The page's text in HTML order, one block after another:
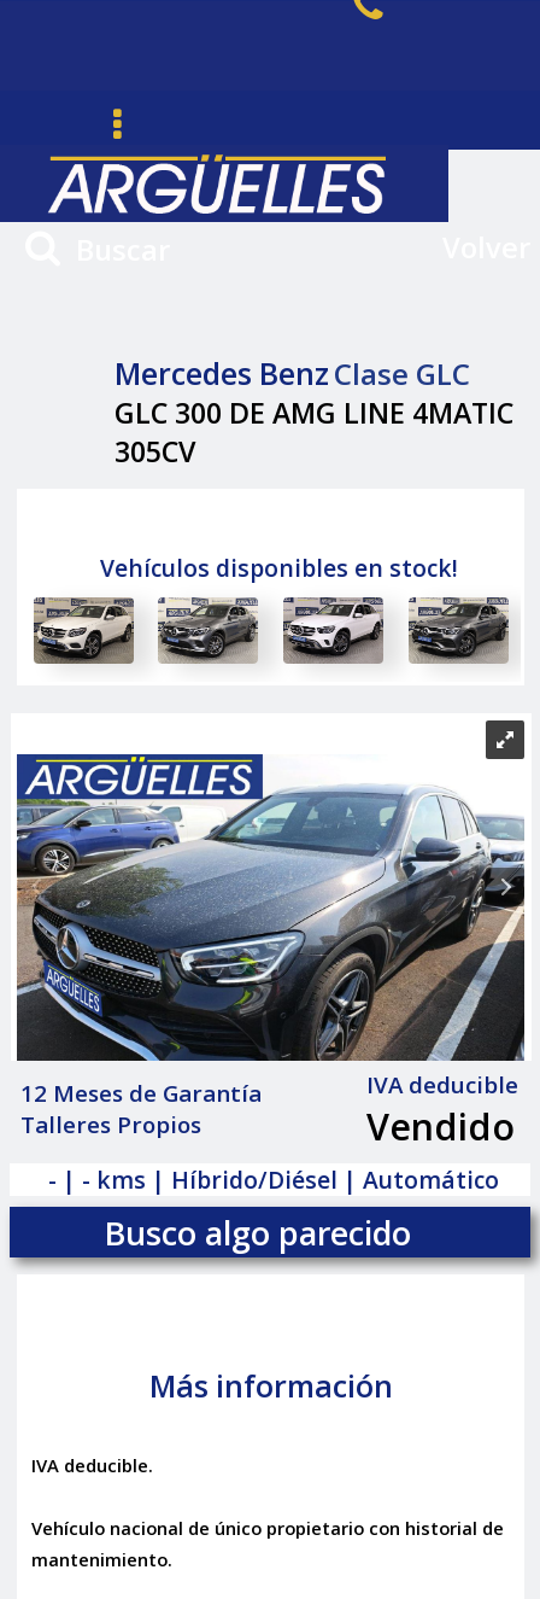
Mercedes BenzClase GLC
GLC 300 DE AMG LINE 4MATIC
305CV
Vehículos disponibles en stock!
12 Meses de Garantía
Talleres Propios
IVA deducible
Vendido
- | - kms | Híbrido/Diésel | Automático
Busco algo parecido
Más información
IVA deducible.
Vehículo nacional de único propietario con historial de
mantenimiento.